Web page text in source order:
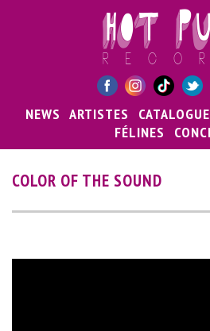
NEWS ARTISTES CATALOGUE
FÉLINES
COLOR OF THE SOUND